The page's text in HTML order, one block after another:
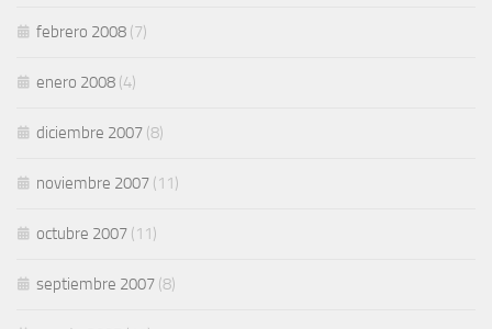
febrero 2008 (7)
enero 2008 (4)
diciembre 2007 (8)
noviembre 2007 (11)
octubre 2007 (11)
septiembre 2007 (8)